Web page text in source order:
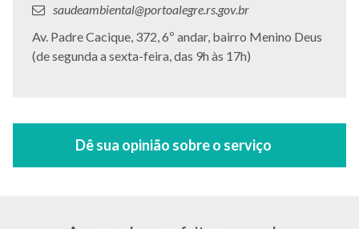
E-
saudeambiental@portoalegre.rs.gov.br
Endereço:
Av. Padre Cacique, 372, 6º andar, bairro Menino Deus
(de segunda a sexta-feira, das 9h às 17h)